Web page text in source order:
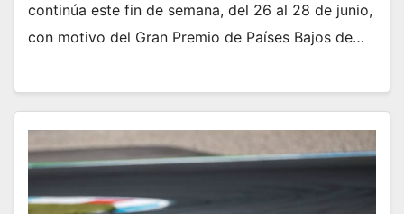
continúa este fin de semana, del 26 al 28 de junio,
con motivo del Gran Premio de Países Bajos de…